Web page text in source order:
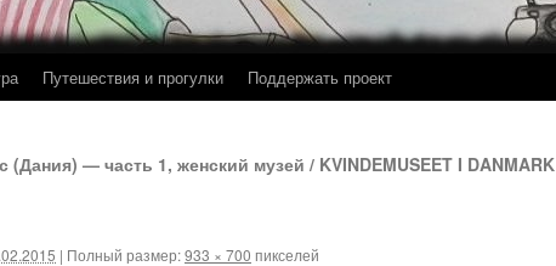
Путешествия и прогулки Поддержать проект
— часть 1, женский музей / KVINDEMUSEET I DANMARK
| Полный размер:933 × 700 пикселей